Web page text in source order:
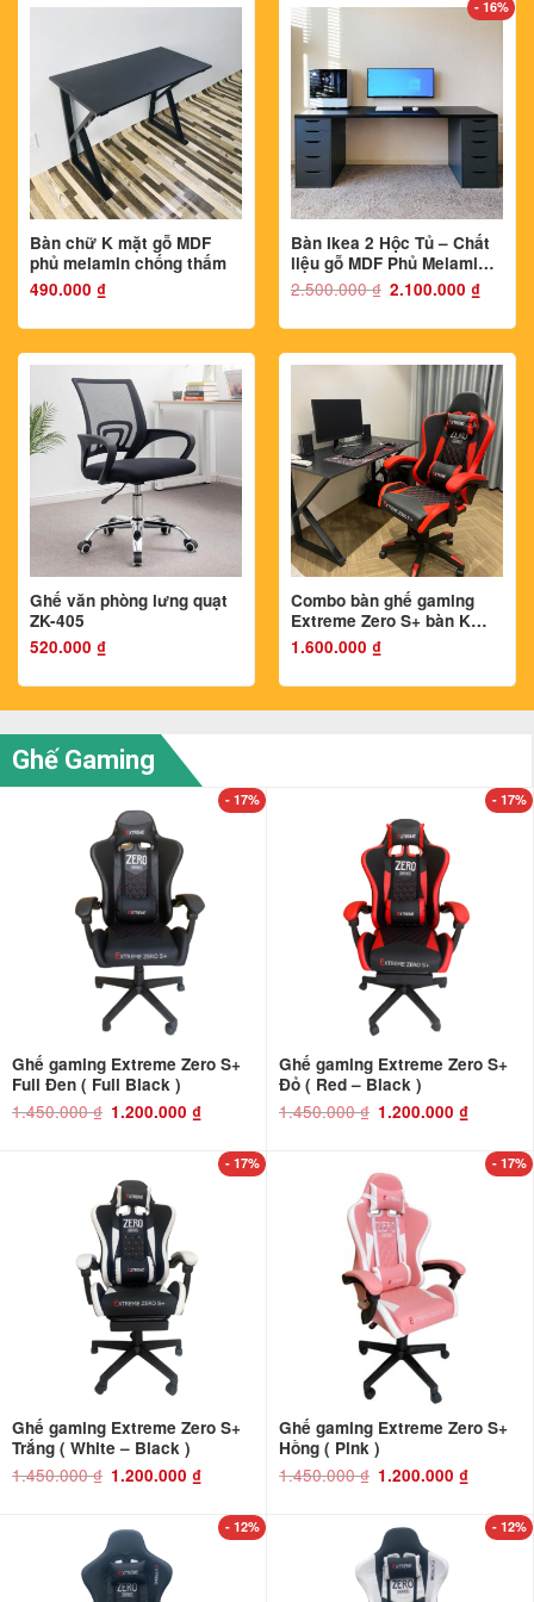
Bàn chữ K mặt gỗ MDF
phủ melamin chống thấm
490.000 ₫
- 16%
Bàn Ikea 2 Hộc Tủ – Chất
liệu gỗ MDF Phủ Melamin
Chống Thấm và Chống
Xước
2.500.000₫ Giá
gốc
2.500.000 ₫.
2.100.000 ₫Giá
hiện
là:
Ghế văn phòng lưng quạt
ZK-405
520.000 ₫
Combo bàn ghế gaming
Extreme Zero S+ bàn K
mặt gỗ MDF
1.600.000 ₫
Ghế Gaming
- 17%
Ghế gaming Extreme Zero S+
Full Đen ( Full Black )
1.450.000₫ Giá
gốc
1.200.000₫Giá
hiện
1.200.000 ₫.
- 17%
Ghế gaming Extreme Zero S+
Đỏ ( Red – Black )
1.450.000₫ Giá
gốc
1.200.000₫Giá
hiện
1.200.000
- 17%
Ghế gaming Extreme Zero S+
Trắng ( White – Black )
1.450.000₫ Giá
gốc
1.200.000₫Giá
hiện
1.200.000 ₫.
- 17%
Ghế gaming Extreme Zero S+
Hồng ( Pink )
1.450.000₫ Giá
gốc
1.200.000₫Giá
hiện
1.200.000
- 12% - 12%